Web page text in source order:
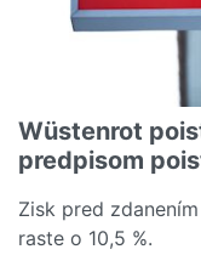
Wüstenrot
predpisom
Zisk pred
raste o 10,5 %.